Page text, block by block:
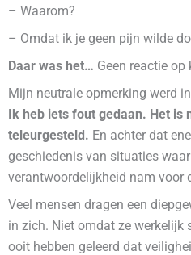
– Waarom?
– Omdat ik je geen pijn wilde
Daar was het… Geen reactie op
Mijn neutrale opmerking werd
Ik heb iets fout gedaan. Het is
teleurgesteld. En achter dat
geschiedenis van situaties
verantwoordelijkheid nam voor
Veel mensen dragen een
in zich. Niet omdat ze
ooit hebben geleerd dat